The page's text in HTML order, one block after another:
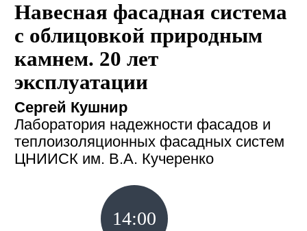
Навесная фасадная система
с облицовкой природным
камнем. 20 лет
эксплуатации
Сергей Кушнир
Лаборатория надежности фасадов и
теплоизоляционных фасадных систем
ЦНИИСК им. В.А. Кучеренко
14:00